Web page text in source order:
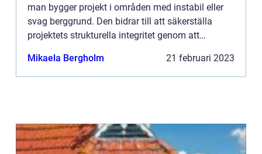
man bygger projekt i områden med instabil eller
svag berggrund. Den bidrar till att säkerställa
projektets strukturella integritet genom att
potentiella k...
Mikaela Bergholm 21 februari 2023